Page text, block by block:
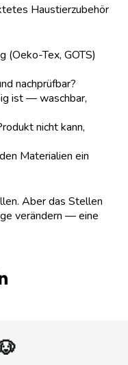
Haustierzubehör
(Oeko-Tex, GOTS)
nachprüfbar?
ist — waschbar,
nicht kann,
Materialien ein
Aber das Stellen
verändern — eine